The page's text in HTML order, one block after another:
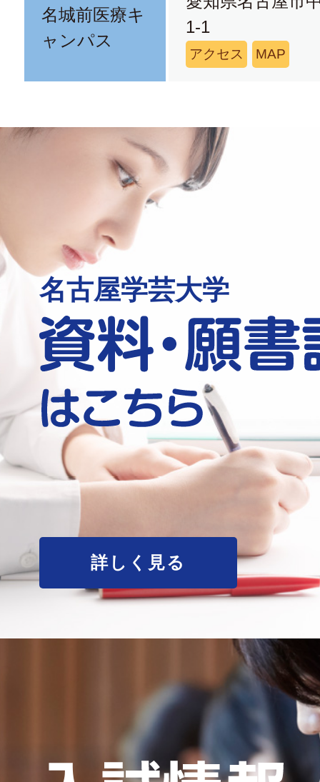
名城前医療キ
ャンパス
1-1
アクセス MAP
名古屋学芸大学
詳しく見る